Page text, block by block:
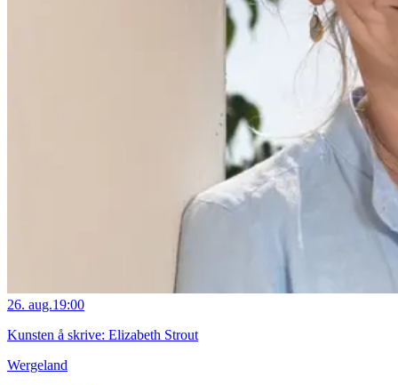
26. aug.19:00
Kunsten å skrive: Elizabeth Strout
Wergeland